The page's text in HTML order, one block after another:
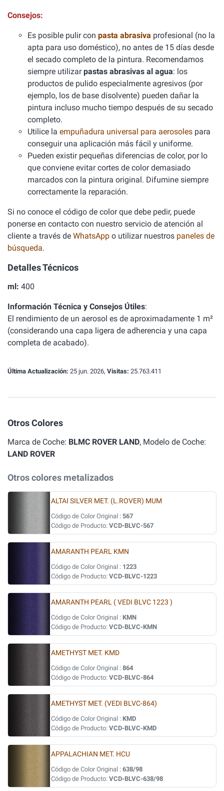
Consejos:
Es posible pulir con pasta abrasiva profesional (no la
apta para uso doméstico), no antes de 15 días desde
el secado completo de la pintura. Recomendamos
siempre utilizarpastas abrasivas al agua: los
productos de pulido especialmente agresivos (por
ejemplo, los de base disolvente) pueden dañar la
pintura incluso mucho tiempo después de su secado
completo.
Utilice la empuñadura universal para aerosoles para
conseguir una aplicación más fácil y uniforme.
Pueden existir pequeñas diferencias de color, por lo
que conviene evitar cortes de color demasiado
marcados con la pintura original. Difumine siempre
correctamente la reparación.
Si no conoce el código de color que debe pedir, puede
ponerse en contacto con nuestro servicio de atención al
cliente a través de WhatsApp o utilizar nuestros paneles de
búsqueda.
Detalles Técnicos
ml: 400
Información Técnica y Consejos Útiles:
El rendimiento de un aerosol es de aproximadamente 1 m²
(considerando una capa ligera de adherencia y una capa
completa de acabado).
Última Actualización: 25 jun. 2026, Visitas: 25.763.411
Otros Colores
Marca de Coche: BLMC ROVER LAND, Modelo de Coche:
LAND ROVER
Otros colores metalizados
ALTAI SILVER MET. (L.ROVER) MUM
Código de Color Original : 567
Código de Producto: VCD-BLVC-567
AMARANTH PEARL KMN
Código de Color Original : 1223
Código de Producto: VCD-BLVC-1223
AMARANTH PEARL ( VEDI BLVC 1223 )
Código de Color Original : KMN
Código de Producto: VCD-BLVC-KMN
AMETHYST MET. KMD
Código de Color Original : 864
Código de Producto: VCD-BLVC-864
AMETHYST MET. (VEDI BLVC-864)
Código de Color Original : KMD
Código de Producto: VCD-BLVC-KMD
APPALACHIAN MET. HCU
Código de Color Original : 638/98
Código de Producto: VCD-BLVC-638/98